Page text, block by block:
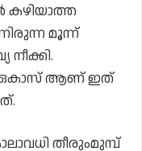
കഴിയാത്ത
മൂന്ന്
ഒകാസ് ആണ് ഇത്
തീരുംമുമ്പ്